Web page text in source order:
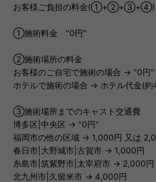
お客様ご負担の料金(①+②+③+④)
①施術料金 "0円"
②施術場所の料金
お客様のご自宅で施術の場合 → "0円"
ホテルで施術の場合 → ホテル代金(
③施術場所までのキャスト交通費
博多区|中央区 → "0円"
福岡市の他の区域 → 1,000円 又は
春日市|大野城市|古賀市 → 1,000円
糸島市|筑紫野市|太宰府市 → 2,000円
北九州市|久留米市 → 4,000円